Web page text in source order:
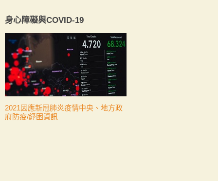
身心障礙與COVID-19
2021因應新冠肺炎疫情中央、地方政
府防疫/紓困資訊